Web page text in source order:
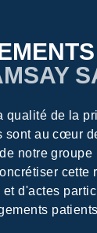
qualité de la
sont au cœur
notre
cette
et d'actes